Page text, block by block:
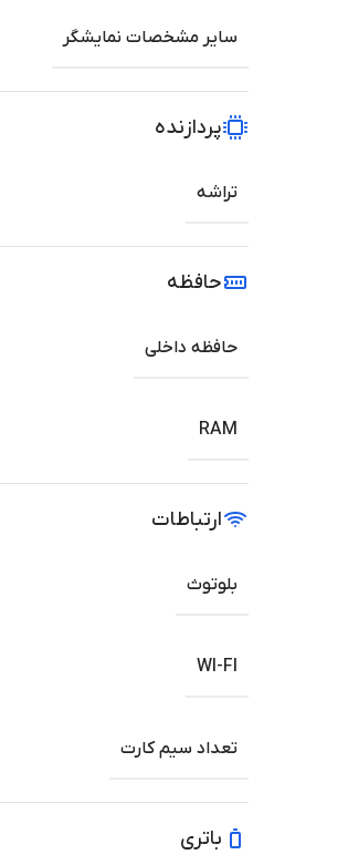
سایر مشخصات نمایشگر
پردازنده
تراشه
حافظه
حافظه داخلی
RAM
ارتباطات
بلوتوث
WI-FI
تعداد سیم کارت
باتری